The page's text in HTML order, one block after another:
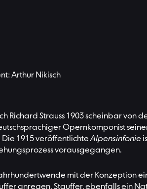
Arthur Nikisch
Richard Strauss 1903 scheinbar
Opernkomponist
Die 1915 veröffentlichteAlpensinfonie
vorausgegangen.
mit der Konzeption
anregen. Stauffer, ebenfalls ein